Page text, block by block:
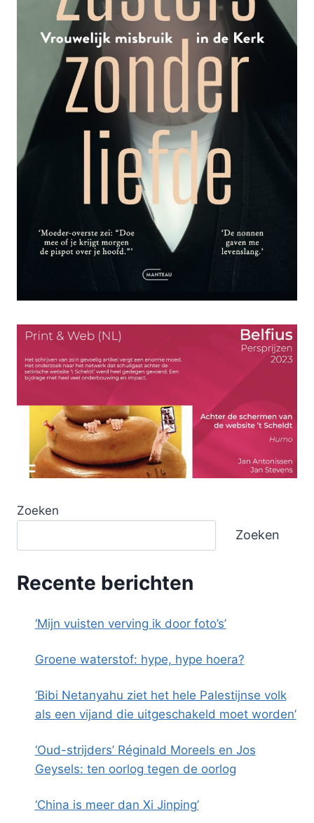
Zoeken
Zoeken
Recente berichten
‘Mijn vuisten verving ik door foto’s’
Groene waterstof: hype, hype hoera?
‘Bibi Netanyahu ziet het hele Palestijnse volk
als een vijand die uitgeschakeld moet worden’
‘Oud-strijders’ Réginald Moreels en Jos
Geysels: ten oorlog tegen de oorlog
‘China is meer dan Xi Jinping’